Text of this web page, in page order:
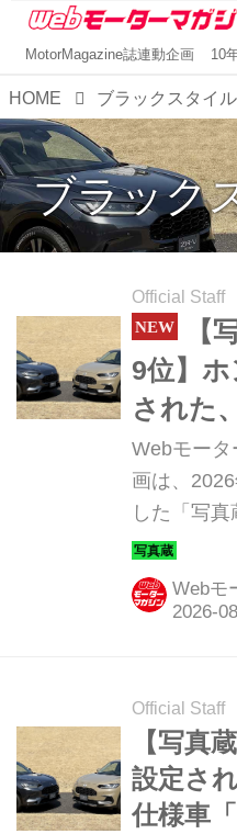
MotorMagazine誌連動企画 10
HOME ブラックスタイル
ブラック
Official Staff
【
9位】
された
様車「
と「ブ
Webモータ
画は、
した「写
モデル ト
で紹介しよ
一部改良さ
スタイル」
開。記事
修正）
Webモ
Official Staff
【写真
設定さ
仕様車